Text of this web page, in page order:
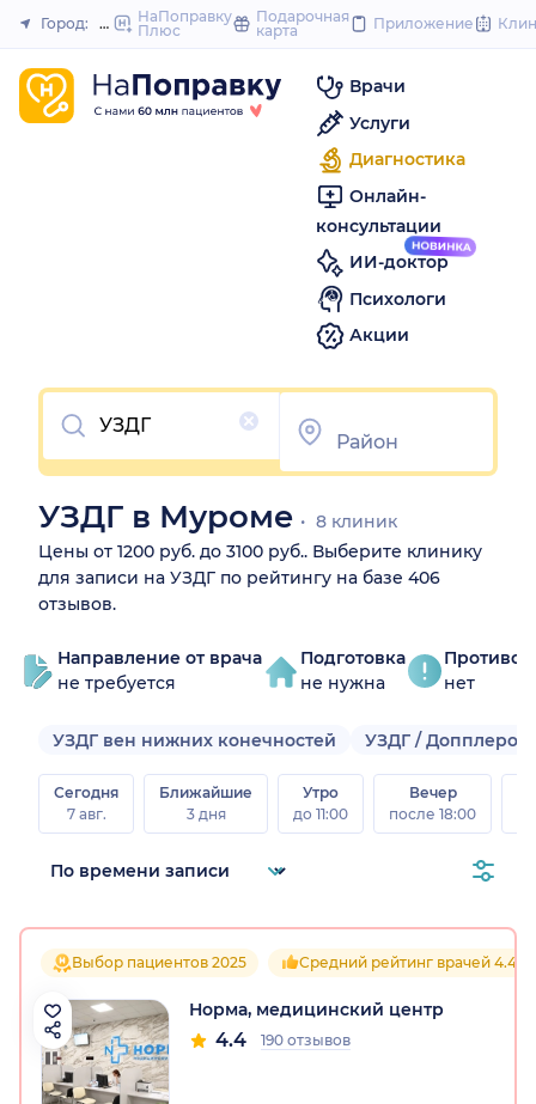
to
Закрыть
Город: МуромНаПоправку
Плюс
Подарочная
карта
Приложение
Врачи
Услуги
Диагностика
Онлайн-
консультации
ИИ-доктор
Психологи
Акции
Очистить
УЗДГ в Муроме
8 клиник
Цены от 1200 руб. до 3100 руб.. Выберите клинику
для записи на УЗДГ по рейтингу на базе 406
отзывов.
Направление от врача
не требуется
Подготовка
не нужна
нет
УЗДГ вен нижних конечностей УЗДГ /
Сегодня
7 авг.
Ближайшие
3 дня
Утро
до 11:00
Вечер
после 18:00
Выбор пациентов 2025 Средний рейтинг врачей 4.4
Норма, медицинский центр
4.4 190 отзывов